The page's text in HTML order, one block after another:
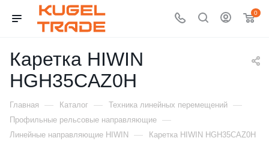
0
Каретка HIWIN
HGH35CAZ0H
Главная — Каталог — Техника линейных перемещений —
Профильные рельсовые направляющие —
Линейные направляющие HIWIN — Каретка HIWIN HGH35CAZ0H